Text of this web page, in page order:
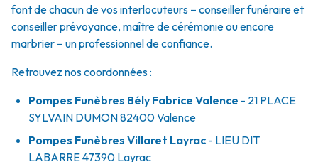
font de chacun de vos interlocuteurs – conseiller funéraire et
conseiller prévoyance, maître de cérémonie ou encore
marbrier – un professionnel de confiance.
Retrouvez nos coordonnées :
Pompes Funèbres Bély Fabrice Valence - 21 PLACE
SYLVAIN DUMON82400Valence
Pompes Funèbres Villaret Layrac - LIEU DIT
LABARRE47390 Layrac